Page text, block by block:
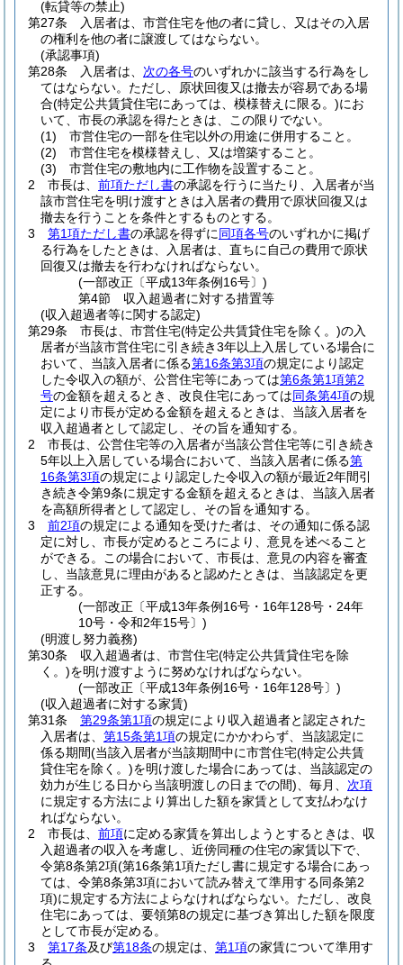
(転貸等の禁止)
第27条
入居者は、市営住宅を他の者に貸し、又はその入居
の権利を他の者に譲渡してはならない。
(承認事項)
第28条
入居者は、 次の各号のいずれかに該当する行為をし
てはならない。 ただし、原状回復又は撤去が容易である場
合(特定公共賃貸住宅にあっては、模様替えに限る。)にお
いて、市長の承認を得たときは、この限りでない。
(1)
市営住宅の一部を住宅以外の用途に併用すること。
(2)
市営住宅を模様替えし、又は増築すること。
(3)
市営住宅の敷地内に工作物を設置すること。
2
市長は、 前項ただし書の承認を行うに当たり、入居者が当
該市営住宅を明け渡すときは入居者の費用で原状回復又は
撤去を行うことを条件とするものとする。
3
第1項ただし書の承認を得ずに同項各号のいずれかに掲げ
る行為をしたときは、入居者は、直ちに自己の費用で原状
回復又は撤去を行わなければならない。
(一部改正〔平成13年条例16号〕)
第4節
収入超過者に対する措置等
(収入超過者等に関する認定)
第29条
市長は、市営住宅(特定公共賃貸住宅を除く。)の入
居者が当該市営住宅に引き続き3年以上入居している場合に
おいて、当該入居者に係る第16条第3項の規定により認定
した令収入の額が、公営住宅等にあっては第6条第1項第2
号の金額を超えるとき、改良住宅にあっては同条第4項の規
定により市長が定める金額を超えるときは、当該入居者を
収入超過者として認定し、その旨を通知する。
2
市長は、公営住宅等の入居者が当該公営住宅等に引き続き
5年以上入居している場合において、当該入居者に係る第
16条第3項の規定により認定した令収入の額が最近2年間引
き続き令第9条に規定する金額を超えるときは、当該入居者
を高額所得者として認定し、その旨を通知する。
3
前2項の規定による通知を受けた者は、その通知に係る認
定に対し、市長が定めるところにより、意見を述べること
ができる。
この場合において、市長は、意見の内容を審査
し、当該意見に理由があると認めたときは、当該認定を更
正する。
(一部改正〔平成13年条例16号・16年128号・24年
10号・令和2年15号〕)
(明渡し努力義務)
第30条
収入超過者は、市営住宅(特定公共賃貸住宅を除
く。)を明け渡すように努めなければならない。
(一部改正〔平成13年条例16号・16年128号〕)
(収入超過者に対する家賃)
第31条
第29条第1項の規定により収入超過者と認定された
入居者は、 第15条第1項の規定にかかわらず、当該認定に
係る期間(当該入居者が当該期間中に市営住宅(特定公共賃
貸住宅を除く。)を明け渡した場合にあっては、当該認定の
効力が生じる日から当該明渡しの日までの間) 、毎月、 次項
に規定する方法により算出した額を家賃として支払わなけ
ればならない。
2
市長は、 前項に定める家賃を算出しようとするときは、収
入超過者の収入を考慮し、近傍同種の住宅の家賃以下で、
令第8条第2項(第16条第1項ただし書に規定する場合にあっ
ては、令第8条第3項において読み替えて準用する同条第2
項)に規定する方法によらなければならない。 ただし、改良
住宅にあっては、要領第8の規定に基づき算出した額を限度
として市長が定める。
3
第17条及び第18条の規定は、 第1項の家賃について準用す